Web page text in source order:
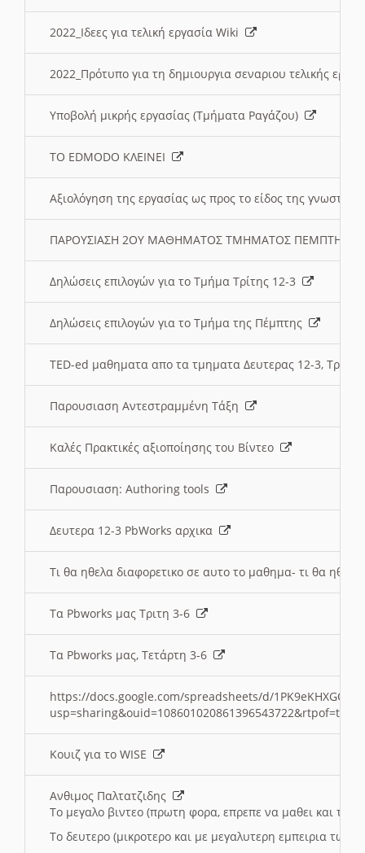
2022_Ιδεες για τελική εργασία Wiki
2022_Πρότυπο για τη δημιουργια σεναριου τελικής
Υποβολή μικρής εργασίας (Τμήματα Ραγάζου)
ΤΟ EDMODO ΚΛΕΙΝΕΙ
Αξιολόγηση της εργασίας ως προς το είδος της
ΠΑΡΟΥΣΙΑΣΗ 2ΟΥ ΜΑΘΗΜΑΤΟΣ ΤΜΗΜΑΤΟΣ
Δηλώσεις επιλογών για το Τμήμα Τρίτης 12-3
Δηλώσεις επιλογών για το Τμήμα της Πέμπτης
TED-ed μαθηματα απο τα τμηματα Δευτερας 12-3,
Παρουσιαση Αντεστραμμένη Τάξη
Καλές Πρακτικές αξιοποίησης του Βίντεο
Παρουσιαση: Authoring tools
Δευτερα 12-3 PbWorks αρχικα
Τι θα ηθελα διαφορετικο σε αυτο το μαθημα- τι θα
Τα Pbworks μας Τριτη 3-6
Τα Pbworks μας, Τετάρτη 3-6
https://docs.google.com/spreadsheets/d/
Κουιζ για το WISE
Ανθιμος Παλτατζιδης
Το μεγαλο βιντεο (πρωτη φορα, επρεπε να μαθει και το
Το δευτερο (μικροτερο και με μεγαλυτερη εμπειρια